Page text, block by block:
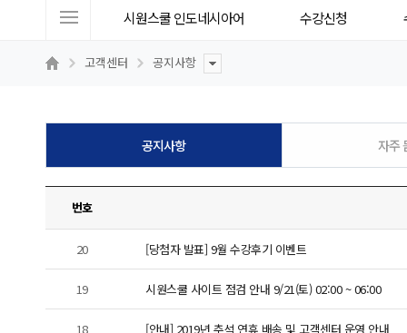
트
시원스쿨 인도네시아어 수강신청
고객센터 공지사항
공지사항 자주
번호
20 [당첨자 발표] 9월 수강후기 이벤트
19 시원스쿨 사이트 점검 안내 9/21(토) 02:00 ~ 06:00
18 [안내] 2019년 추석 연휴 배송 및 고객센터 운영 안내